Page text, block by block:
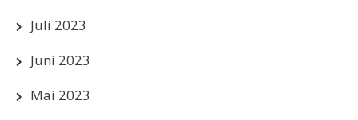
Juli 2023
Juni 2023
Mai 2023